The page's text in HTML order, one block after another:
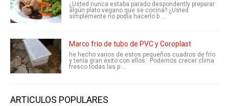
¿Usted nunca estaba parado despondently preparar
algún plato vegano que se cocina? ¿Usted
simplemente no podía hacerlo b ...
Marco frío de tubo de PVC y Coroplast
he hecho varios de estos pequeños cuadros de frío
y tenía gran éxito con ellos. Podemos crecer clima
fresco todas las p ...
ARTICULOS POPULARES